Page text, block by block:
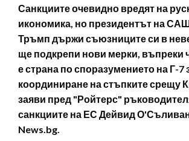
Санкциите очевидно вредят на
икономика, но президентът на
Тръмп държи съюзниците си в
ще подкрепи нови мерки, въпреки
е страна по споразумението на Г-7
координиране на стъпките срещу
заяви пред "Ройтерс"
санкциите на ЕС Дейвид
News.bg.